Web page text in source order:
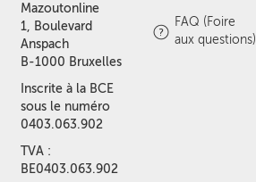
Mazoutonline
1, Boulevard
Anspach
B-1000 Bruxelles
Inscrite à la BCE
sous le numéro
0403.063.902
TVA :
BE0403.063.902
FAQ (Foire
aux questions)